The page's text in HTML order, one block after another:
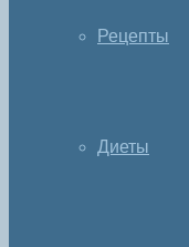
Рецепты
Диеты